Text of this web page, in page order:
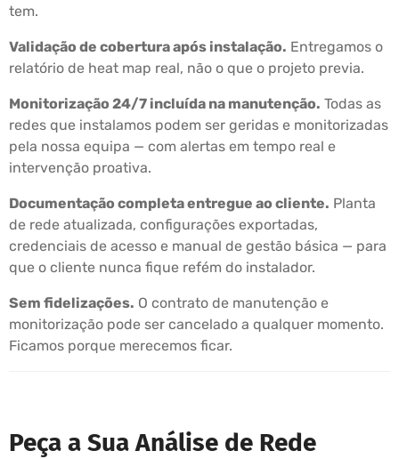
tem.
Validação de cobertura após instalação. Entregamos o
relatório de heat map real, não o que o projeto previa.
Monitorização 24/7 incluída na manutenção. Todas as
redes que instalamos podem ser geridas e monitorizadas
pela nossa equipa — com alertas em tempo real e
intervenção proativa.
Documentação completa entregue ao cliente. Planta
de rede atualizada, configurações exportadas,
credenciais de acesso e manual de gestão básica — para
que o cliente nunca fique refém do instalador.
Sem fidelizações. O contrato de manutenção e
monitorização pode ser cancelado a qualquer momento.
Ficamos porque merecemos ficar.
Peça a Sua Análise de Rede